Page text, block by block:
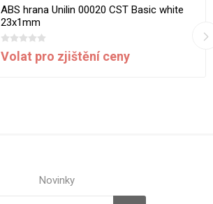
ABS hrana Unilin 00020 CST Basic white
23x1mm
Volat pro zjištění ceny
Novinky